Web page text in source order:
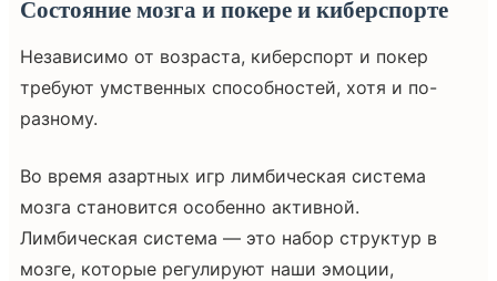
Состояние мозга и покере и киберспорте
Независимо от возраста, киберспорт и покер
требуют умственных способностей, хотя и по-
разному.
Во время азартных игр лимбическая система
мозга становится особенно активной.
Лимбическая система — это набор структур в
мозге, которые регулируют наши эмоции,